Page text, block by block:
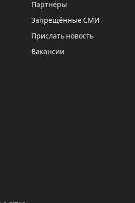
Партнёры
Запрещённые СМИ
Прислать новость
Вакансии